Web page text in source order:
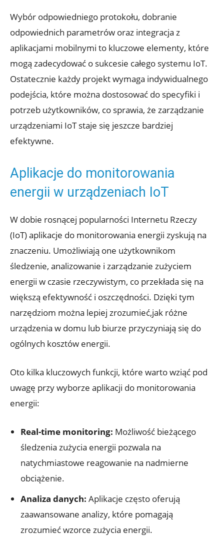
Wybór odpowiedniego protokołu, dobranie
odpowiednich parametrów oraz integracja z
aplikacjami mobilnymi to kluczowe elementy, które
mogą zadecydować o sukcesie całego systemu IoT.
Ostatecznie każdy projekt wymaga indywidualnego
podejścia, które można dostosować do specyfiki i
potrzeb użytkowników, co sprawia, że zarządzanie
urządzeniami IoT staje się jeszcze bardziej
efektywne.
Aplikacje do monitorowania
energii w urządzeniach IoT
W dobie rosnącej popularności Internetu Rzeczy
(IoT) aplikacje do monitorowania energii zyskują na
znaczeniu. Umożliwiają one użytkownikom
śledzenie, analizowanie i zarządzanie zużyciem
energii w czasie rzeczywistym, co przekłada się na
większą efektywność i oszczędności. Dzięki tym
narzędziom można lepiej zrozumieć,jak różne
urządzenia w domu lub biurze przyczyniają się do
ogólnych kosztów energii.
Oto kilka kluczowych funkcji, które warto wziąć pod
uwagę przy wyborze aplikacji do monitorowania
energii:
Real-time monitoring: Możliwość bieżącego
śledzenia zużycia energii pozwala na
natychmiastowe reagowanie na nadmierne
obciążenie.
Analiza danych: Aplikacje często oferują
zaawansowane analizy, które pomagają
zrozumieć wzorce zużycia energii.